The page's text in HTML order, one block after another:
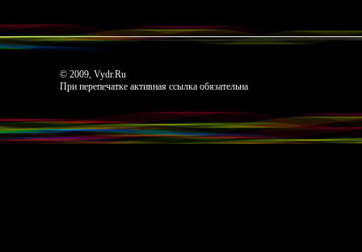
© 2009, Vydr.Ru
При перепечатке активная ссылка обязательна